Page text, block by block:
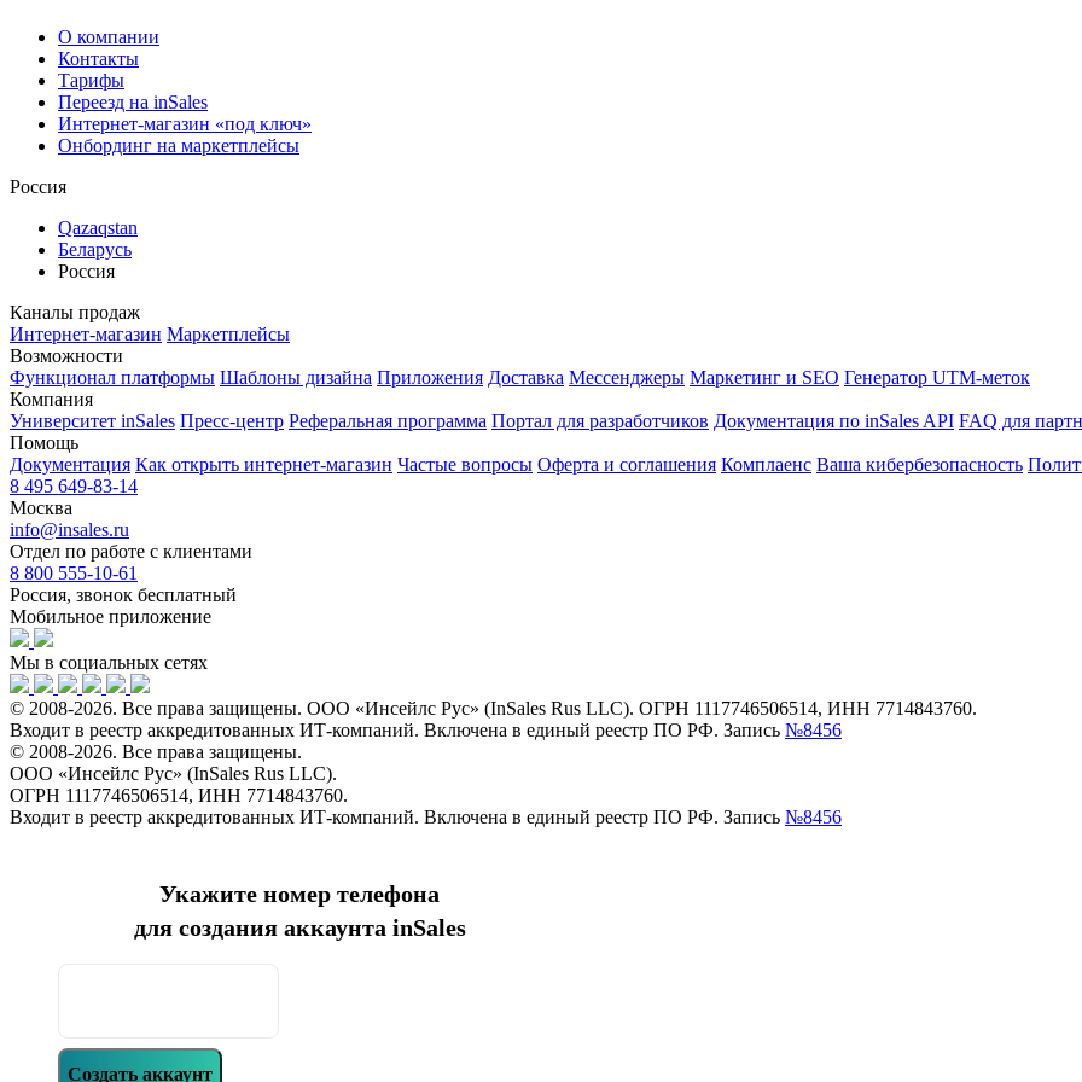
О компании
Контакты
Тарифы
Переезд на inSales
Интернет-магазин «под ключ»
Онбординг на маркетплейсы
Россия
Qazaqstan
Беларусь
Россия
Каналы продаж
Интернет-магазин Маркетплейсы
Возможности
Функционал платформы Шаблоны дизайна Приложения Доставка Мессенджеры Маркетинг и SEO Генератор UTM-меток
Компания
Университет inSales Пресс-центр Реферальная программа Портал для разработчиков Документация по inSales API FAQ для
Помощь
Документация Как открыть интернет-магазин Частые вопросы Оферта и соглашения Комплаенс Ваша кибербезопасность
8 495 649-83-14
Москва
info@insales.ru
Отдел по работе с клиентами
8 800 555-10-61
Россия, звонок бесплатный
Мобильное приложение
Мы в социальных сетях
© 2008-2026. Все права защищены. ООО «Инсейлс Рус» (InSales Rus LLC). ОГРН 1117746506514, ИНН 7714843760.
Входит в реестр аккредитованных ИТ-компаний. Включена в единый реестр ПО РФ. Запись №8456
© 2008-2026. Все права защищены.
ООО «Инсейлс Рус» (InSales Rus LLC).
ОГРН 1117746506514, ИНН 7714843760.
Входит в реестр аккредитованных ИТ-компаний. Включена в единый реестр ПО РФ. Запись №8456
Укажите номер телефона
для создания аккаунта inSales
Создать аккаунт